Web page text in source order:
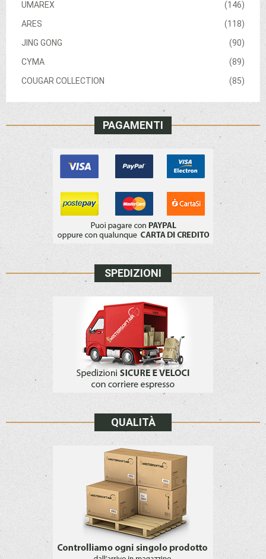
(146)
UMAREX
(118)
ARES
(90)
JING GONG
(89)
CYMA
(85)
COUGAR COLLECTION
PAGAMENTI
SPEDIZIONI
QUALITÀ